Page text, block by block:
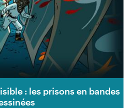
: les prisons en bandes